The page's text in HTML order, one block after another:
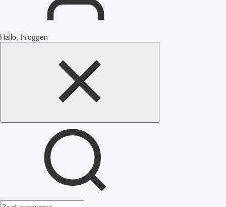
Hallo, Inloggen